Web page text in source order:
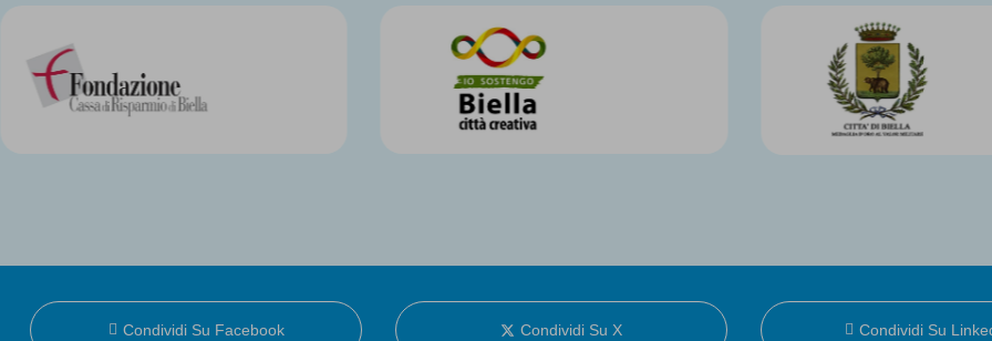
Condividi Su Facebook Condividi Su X Condividi Su